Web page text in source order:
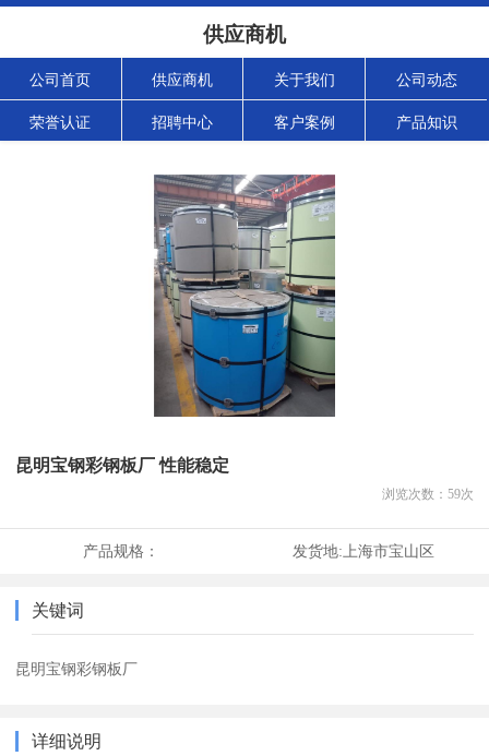
供应商机
公司首页 供应商机 关于我们 公司动态
荣誉认证 招聘中心 客户案例 产品知识
昆明宝钢彩钢板厂 性能稳定
浏览次数： 59次
产品规格： 发货地: 上海市宝山区
关键词
昆明宝钢彩钢板厂
详细说明